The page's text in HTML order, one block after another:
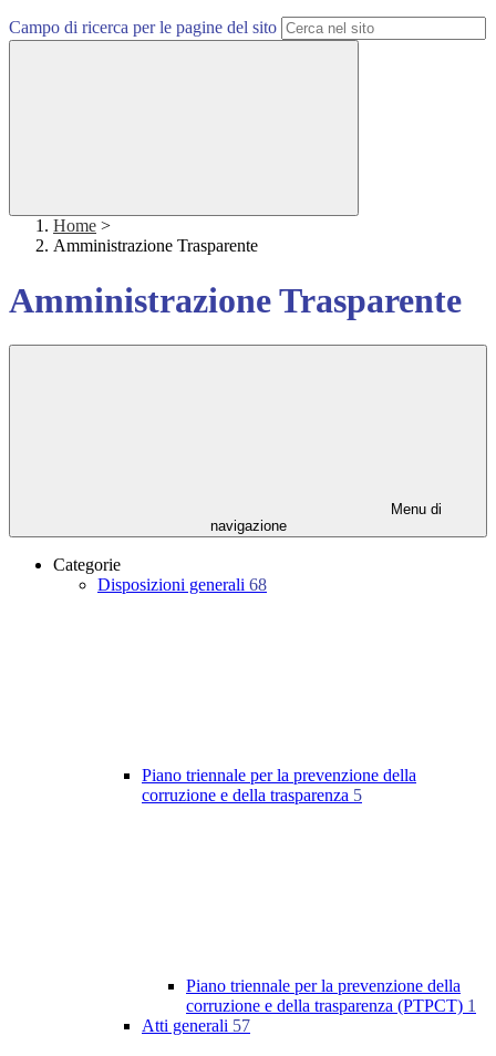
Campo di ricerca per le pagine del sito
Home >
Amministrazione Trasparente
Amministrazione Trasparente
Menu di
navigazione
Categorie
Disposizioni generali 68
Piano triennale per la prevenzione della
corruzione e della trasparenza 5
Piano triennale per la prevenzione della
corruzione e della trasparenza (PTPCT) 1
Atti generali 57